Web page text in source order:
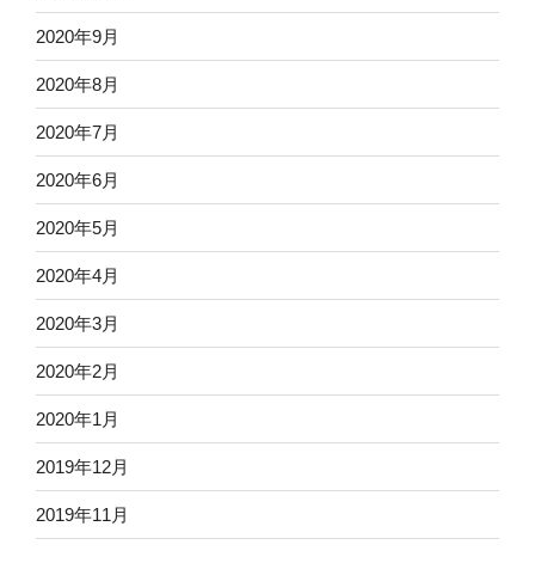
2020年9月
2020年8月
2020年7月
2020年6月
2020年5月
2020年4月
2020年3月
2020年2月
2020年1月
2019年12月
2019年11月